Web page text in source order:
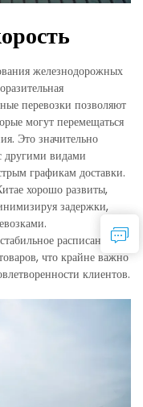
железнодорожных
перевозки позволяют
могут перемещаться
Это значительно
другими видами
графикам доставки.
хорошо развиты,
задержки,
расписание,
что крайне важно
клиентов.